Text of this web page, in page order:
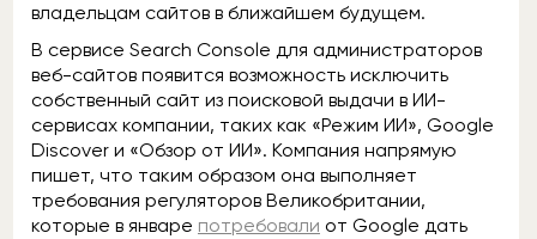
владельцам сайтов в ближайшем будущем.
В сервисе Search Console для администраторов
веб-сайтов появится возможность исключить
собственный сайт из поисковой выдачи в ИИ-
сервисах компании, таких как «Режим ИИ», Google
Discover и «Обзор от ИИ». Компания напрямую
пишет, что таким образом она выполняет
требования регуляторов Великобритании,
которые в январе потребовали от Google дать